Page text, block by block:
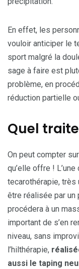
En effet, les
vouloir anticiper le
sport malgré la
sage à faire est
problème, en
réduction partielle
Quel
On peut compter
qu’elle offre !
tecarothérapie,
être réalisée par
procédera à un
important de s’en
niveau, sans
l’hilthérapie,
aussi le taping